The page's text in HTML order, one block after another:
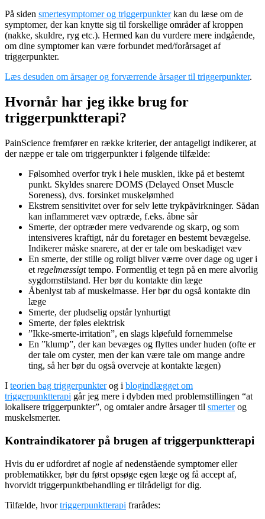
På siden smertesymptomer og triggerpunkterkan du læse om de
symptomer, der kan knytte sig til forskellige områder af kroppen
(nakke, skuldre, ryg etc.). Hermed kan du vurdere mere indgående,
om dine symptomer kan være forbundet med/forårsaget af
triggerpunkter.
Læs desuden om årsager og forværrende årsager til triggerpunkter.
Hvornår har jeg ikke brug for
triggerpunktterapi?
PainScience fremfører en række kriterier, der antageligt indikerer, at
der næppe er tale om triggerpunkter i følgende tilfælde:
Følsomhed overfor tryk i hele musklen, ikke på et bestemt
punkt. Skyldes snarere DOMS (Delayed Onset Muscle
Soreness), dvs. forsinket muskelømhed
Ekstrem sensitivitet over for selv lette trykpåvirkninger. Sådan
kan inflammeret væv optræde, f.eks. åbne sår
Smerte, der optræder mere vedvarende og skarp, og som
intensiveres kraftigt, når du foretager en bestemt bevægelse.
Indikerer måske snarere, at der er tale om beskadiget væv
En smerte, der stille og roligt bliver værre over dage og uger i
et regelmæssigttempo. Formentlig et tegn på en mere alvorlig
sygdomstilstand. Her bør du kontakte din læge
Åbenlyst tab af muskelmasse. Her bør du også kontakte din
læge
Smerte, der pludselig opstår lynhurtigt
Smerte, der føles elektrisk
”Ikke-smerte-irritation”, en slags kløefuld fornemmelse
En ”klump”, der kan bevæges og flyttes under huden (ofte er
der tale om cyster, men der kan være tale om mange andre
ting, så her bør du også overveje at kontakte lægen)
I teorien bag triggerpunkterog i blogindlægget om
triggerpunktterapi går jeg mere i dybden med problemstillingen “at
lokalisere triggerpunkter”, og omtaler andre årsager til smerterog
muskelsmerter.
Kontraindikatorer på brugen af triggerpunktterapi
Hvis du er udfordret af nogle af nedenstående symptomer eller
problematikker, bør du først opsøge egen læge og få accept af,
hvorvidt triggerpunktbehandling er tilrådeligt for dig.
Tilfælde, hvortriggerpunktterapi frarådes: